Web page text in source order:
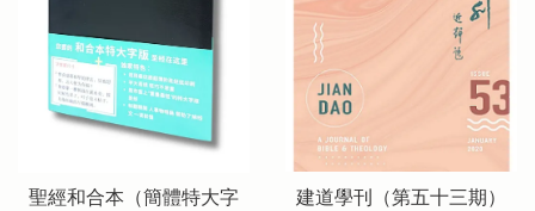
聖經和合本（簡體特大字
建道學刊（第五十三期）